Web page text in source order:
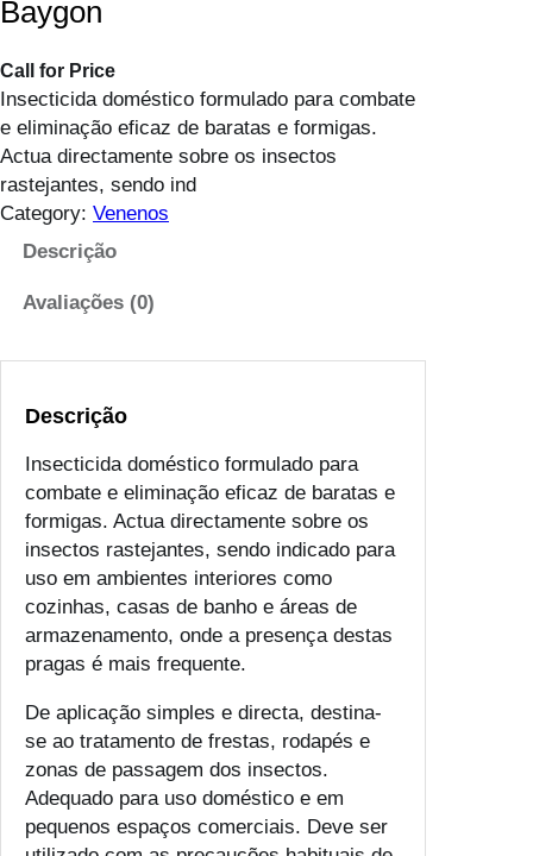
Baygon
Call for Price
Insecticida doméstico formulado para combate
e eliminação eficaz de baratas e formigas.
Actua directamente sobre os insectos
rastejantes, sendo ind
Category: Venenos
Descrição
Avaliações (0)
Descrição
Insecticida doméstico formulado para
combate e eliminação eficaz de baratas e
formigas. Actua directamente sobre os
insectos rastejantes, sendo indicado para
uso em ambientes interiores como
cozinhas, casas de banho e áreas de
armazenamento, onde a presença destas
pragas é mais frequente.
De aplicação simples e directa, destina-
se ao tratamento de frestas, rodapés e
zonas de passagem dos insectos.
Adequado para uso doméstico e em
pequenos espaços comerciais. Deve ser